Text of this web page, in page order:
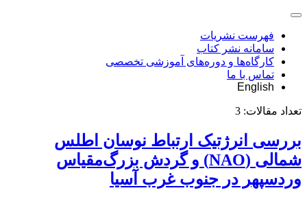
فهرست نشریات
سامانه نشر کتاب
کارگاه‌ها و دوره‌های آموزشی تخصصی
تماس با ما
English
تعداد مقالات: 3
بررسی انرژتیک ارتباط نوسان اطلس
شمالی (NAO) و گردش بزرگ‌مقیاس
وردسپهر در جنوب غرب آسیا